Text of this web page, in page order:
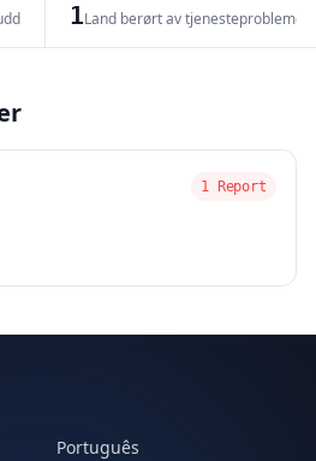
1Land berørt av tjenesteproblemer
1 Report
Português